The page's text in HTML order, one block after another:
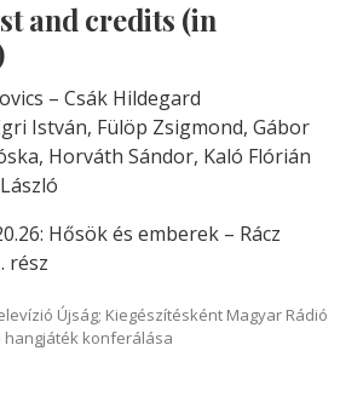
and credits (in
– Csák Hildegard
István, Fülöp Zsigmond, Gábor
Horváth Sándor, Kaló Flórián
Hősök és emberek – Rácz
rész
Újság; Kiegészítésként Magyar Rádió
hangjáték konferálása